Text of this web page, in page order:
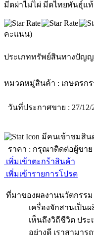
มีดผ่าไม่ไผ่ มีดไทยพันธุ์แท้
คะแนน)
ประเภททรัพย์สินทางปัญญ
หมวดหมู่สินค้า : เกษตรก
วันที่ประกาศขาย : 27/12/
มีคนเข้าชมสิน
ราคา : กรุณาติดต่อผู้ขาย
เพิ่มเข้าตะกร้าสินค้า
เพิ่มเข้ารายการโปรด
ที่มาของผลงานนวัตกรรม
เครื่องจักสานเป็
เห็นถึงวิถีชีวิต ปร
อย่างดี เราสามาร